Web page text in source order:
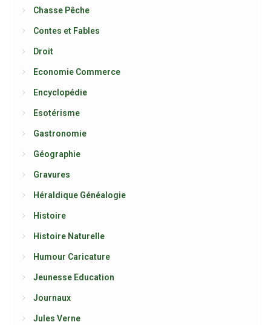
Chasse Pêche
Contes et Fables
Droit
Economie Commerce
Encyclopédie
Esotérisme
Gastronomie
Géographie
Gravures
Héraldique Généalogie
Histoire
Histoire Naturelle
Humour Caricature
Jeunesse Education
Journaux
Jules Verne